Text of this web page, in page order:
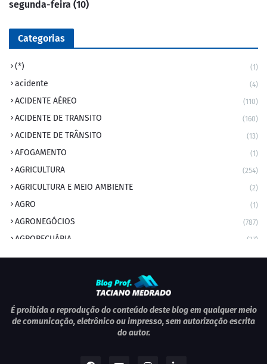
segunda-feira (10)
Categorias
(*) (1)
acidente (4)
ACIDENTE AÉREO (110)
ACIDENTE DE TRANSITO (160)
ACIDENTE DE TRÂNSITO (13)
AFOGAMENTO (1)
AGRICULTURA (254)
AGRICULTURA E MEIO AMBIENTE (2)
AGRO (1)
AGRONEGÓCIOS (787)
AGROPECUÁRIA (37)
AMBIENTE (9)
ANIVERSÁRIO DA CIDADE
ANIVERSÁRIOS (1)
APEXBRASIL (1)
É proibida a reprodução do conteúdo deste blog em qualquer meio
de comunicação, eletrônico ou impresso, sem autorização escrita
do autor.